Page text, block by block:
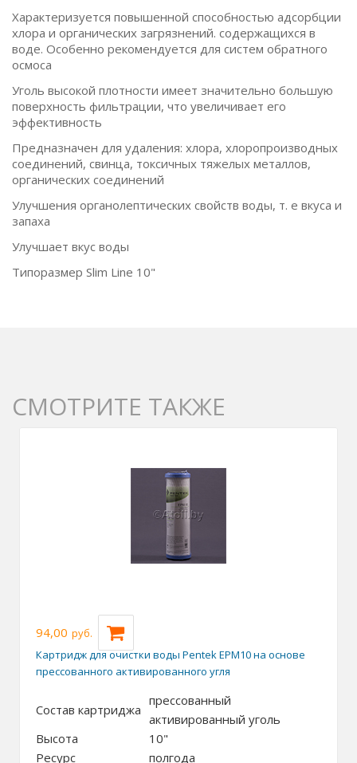
Характеризуется повышенной способностью адсорбции
хлора и органических загрязнений. содержащихся в
воде. Особенно рекомендуется для систем обратного
осмоса
Уголь высокой плотности имеет значительно большую
поверхность фильтрации, что увеличивает его
эффективность
Предназначен для удаления: хлора, хлоропроизводных
соединений, свинца, токсичных тяжелых металлов,
органических соединений
Улучшения органолептических свойств воды, т. е вкуса и
запаха
Улучшает вкус воды
Типоразмер Slim Line 10"
СМОТРИТЕ ТАКЖЕ
94,00 руб.
Картридж для очистки воды Pentek EPM10 на основе
прессованного активированного угля
Состав картриджа
прессованный
активированный уголь
Высота
10"
Ресурс
полгода